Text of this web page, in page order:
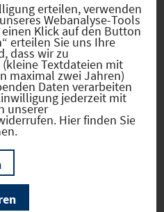
350
350
erteilen, verwenden
Webanalyse-Tools
Klick auf den Button
erteilen Sie uns Ihre
dass wir zu
Textdateien mit
maximal zwei Jahren)
Daten verarbeiten
jederzeit mit
unserer
Hier finden Sie